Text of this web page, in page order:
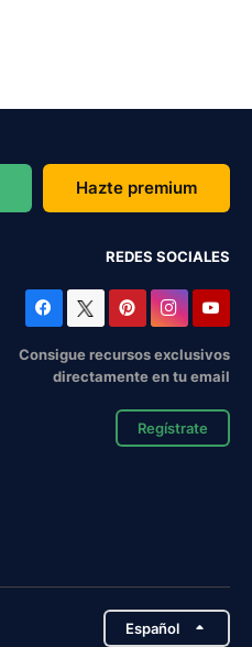
Hazte premium
REDES SOCIALES
Consigue recursos exclusivos
directamente en tu email
Regístrate
Español